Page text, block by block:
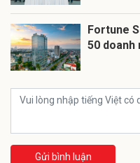
Fortune
50 doanh
Gửi bình luận